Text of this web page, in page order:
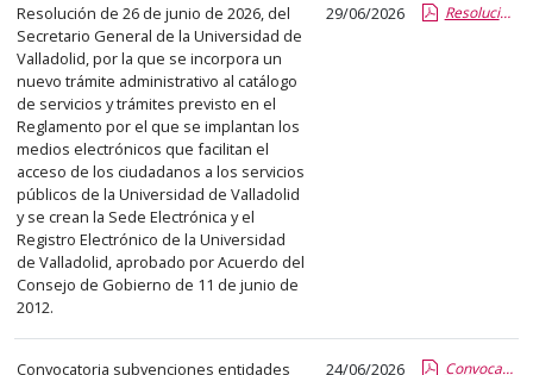
Resolución de 26 de junio de 2026, del
Secretario General de la Universidad de
Valladolid, por la que se incorpora un
nuevo trámite administrativo al catálogo
de servicios y trámites previsto en el
Reglamento por el que se implantan los
medios electrónicos que facilitan el
acceso de los ciudadanos a los servicios
públicos de la Universidad de Valladolid
y se crean la Sede Electrónica y el
Registro Electrónico de la Universidad
de Valladolid, aprobado por Acuerdo del
Consejo de Gobierno de 11 de junio de
2012.
29/06/2026 Resolución certificado encuesta docente.pdf.pdf
Convocatoria subvenciones entidades
24/06/2026
Convocatoria Subvenciones a Entidades Deportivas 2026.pdf.pdf